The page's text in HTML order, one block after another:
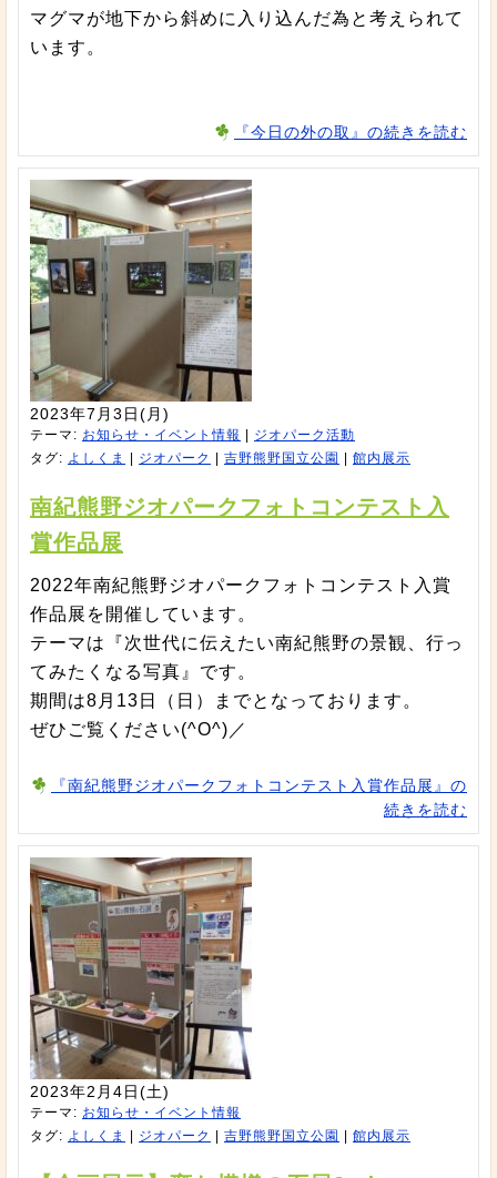
マグマが地下から斜めに入り込んだ為と考えられて
います。
『今日の外の取』の続きを読む
2023年7月3日(月)
テーマ: お知らせ・イベント情報
ジオパーク活動
タグ: よしくま ジオパーク 吉野熊野国立公園 館内展示
南紀熊野ジオパークフォトコンテスト入
賞作品展
2022年南紀熊野ジオパークフォトコンテスト入賞
作品展を開催しています。
テーマは『次世代に伝えたい南紀熊野の景観、行っ
てみたくなる写真』です。
期間は8月13日（日）までとなっております。
ぜひご覧ください(^O^)／
『南紀熊野ジオパークフォトコンテスト入賞作品展』の
続きを読む
2023年2月4日(土)
テーマ: お知らせ・イベント情報
タグ: よしくま ジオパーク 吉野熊野国立公園 館内展示